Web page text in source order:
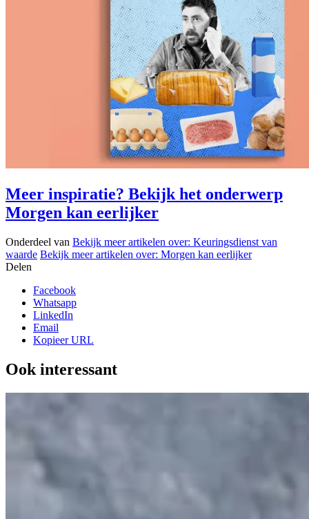
Meer inspiratie? Bekijk het onderwerp
Morgen kan eerlijker
Onderdeel van Bekijk meer artikelen over: Keuringsdienst van
waarde Bekijk meer artikelen over: Morgen kan eerlijker
Delen
Facebook
Whatsapp
LinkedIn
Email
Kopieer URL
Ook interessant